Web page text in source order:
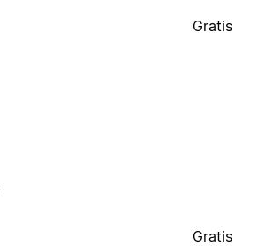
Gratis
Gratis